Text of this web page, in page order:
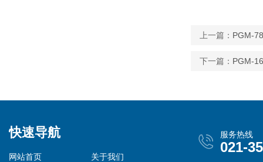
上一篇： PGM-
下一篇： PGM-
快速导航
网站首页
关于我们
服务热线
021-